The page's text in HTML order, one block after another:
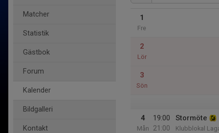
Matcher
Statistik
Gästbok
Forum
Kalender
Bildgalleri
Kontakt
1
Fre
2
Lör
3
Sön
4
Mån
19:00
21:00
Stormöte
Klubblokal